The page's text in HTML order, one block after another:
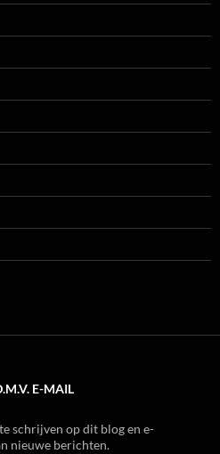
E-MAIL
schrijven op dit blog en e-
nieuwe berichten.